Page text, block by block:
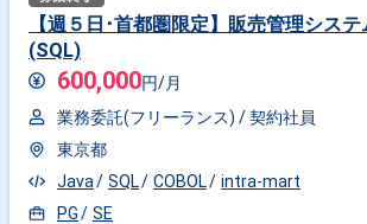
【週５日･首都圏限定】販売管理シス
(SQL)
600,000円/月
業務委託(フリーランス) /契約社員
東京都
Java
SQL COBOL
intra-mart
PG
SE